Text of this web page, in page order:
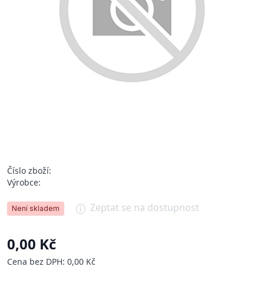
Číslo zboží:
Výrobce:
Není skladem Zeptat se na dostupnost
0,00 Kč
Cena bez DPH: 0,00 Kč